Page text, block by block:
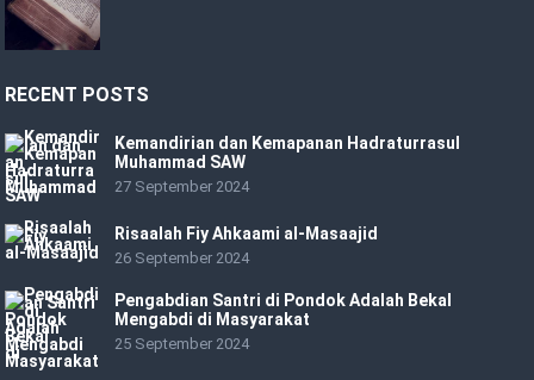
RECENT POSTS
Kemandirian dan Kemapanan Hadraturrasul
Muhammad SAW
27 September 2024
Risaalah Fiy Ahkaami al-Masaajid
26 September 2024
Pengabdian Santri di Pondok Adalah Bekal
Mengabdi di Masyarakat
25 September 2024